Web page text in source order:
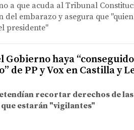
a que acuda al Tribunal
embarazo y asegura que
presidente"
Gobierno haya “conseguido
de PP y Vox en Castilla y
recortar derechos de las
estarán "vigilantes"